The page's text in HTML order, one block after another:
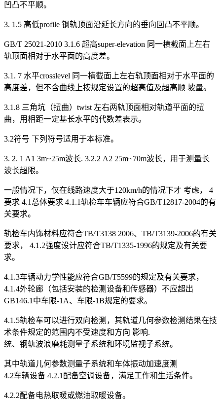
凹凸不平顺。
3. 1.5 高低profile 钢轨顶面沿延长方向的垂向回凸不平顺。
GB/T 25021-2010 3.1.6 超高super-elevation 同一横截面上左右
轨顶面相对于水平面的高度差。
3.1. 7 水平crosslevel 同一横截面上左右轨顶面相对于水平面的
高度差，但不含曲线上按规定设置的超高值及超高顺 坡量。
3.1.8 三角坑（扭曲）twist 左右两轨顶面相对轨道平面的扭
曲，用相距一定基长水平的代数差表示。
3.2符号 下列符号适用于本标准。
3. 2. 1 A1 3m~25m波长. 3.2.2 A2 25m~70m波长，用于测量长
波长超限。
一般情况下，仅在线路速度大于120km/h的情况下才 考虑， 4
要求 4.1总体要求 4.1.1轨检车车辆应符合GB/T12817-2004的有
关要求。
轨检车内饰材料应符合TB/T3138 2006、TB/T3139-2006的有关
要求， 4.1.2强度设计应符合TB/T1335-1996的规定及有关要
求。
4.1.3车辆动力学性能应符合GB/T5599的规定及有关要求，
4.1.4外轮廊（包括安装的检测设备和传感器）不应超出
GB146.1中车限-1A、车限-1B规定的要求。
4.1.5轨检车可以进行双向检测，其轨道几何参数检测结果在技
术条件规定的范围内不受速度和方向 影响.
统、钢轨波浪磨耗测量子系统和环境监视子系统。
其中轨道儿何参数测量子系统和车体振动加速度测
4.2车辆设备 4.2.1配备空调设备，满足工作和生活条件。
4.2.2配备电热取暖或燃油取暖设备。